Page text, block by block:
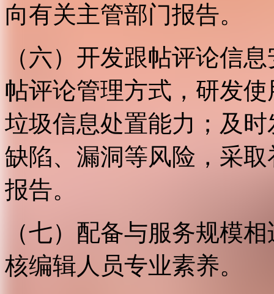
向有关主管部门报告。
（六）开发跟帖评论信
帖评论管理方式，研发
垃圾信息处置能力；及
缺陷、漏洞等风险，采
报告。
（七）配备与服务规模
核编辑人员专业素养。